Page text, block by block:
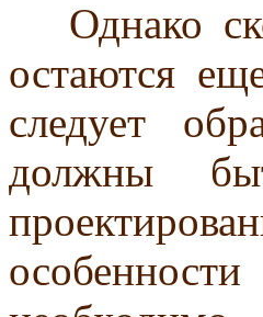
Однако
остаются
следует
должны